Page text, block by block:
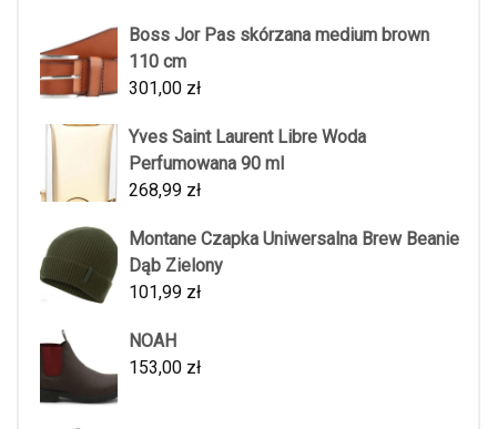
Boss Jor Pas skórzana medium brown
110 cm
301,00 zł
Yves Saint Laurent Libre Woda
Perfumowana 90 ml
268,99 zł
Montane Czapka Uniwersalna Brew Beanie
Dąb Zielony
101,99 zł
NOAH
153,00 zł